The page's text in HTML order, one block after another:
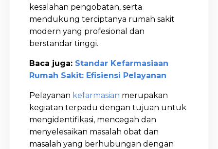
kesalahan pengobatan, serta
mendukung terciptanya rumah sakit
modern yang profesional dan
berstandar tinggi.
Baca juga: Standar Kefarmasiaan
Rumah Sakit: Efisiensi Pelayanan
Pelayanan kefarmasian merupakan
kegiatan terpadu dengan tujuan untuk
mengidentifikasi, mencegah dan
menyelesaikan masalah obat dan
masalah yang berhubungan dengan